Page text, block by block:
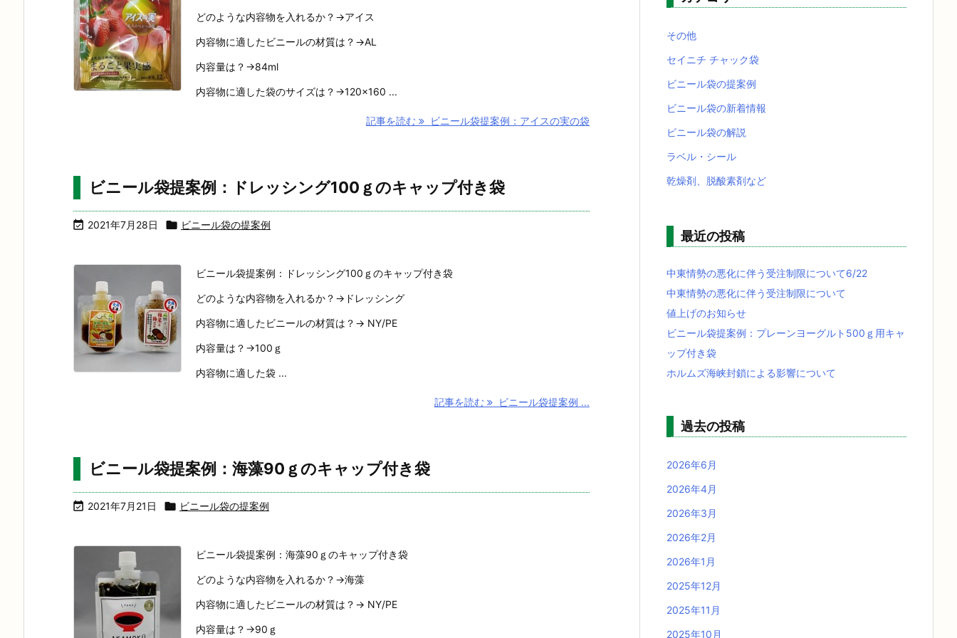
どのような内容物を入れるか？→アイス
内容物に適したビニールの材質は？→AL
内容量は？→84ml
内容物に適した袋のサイズは？→120×160 ...
記事を読む ビニール袋提案例：アイスの実の袋
ビニール袋提案例：ドレッシング100ｇのキャップ付き袋
 2021年7月28日  ビニール袋の提案例
ビニール袋提案例：ドレッシング100ｇのキャップ付き袋
どのような内容物を入れるか？→ドレッシング
内容物に適したビニールの材質は？→ NY/PE
内容量は？→100ｇ
内容物に適した袋 ...
記事を読む ビニール袋提案例 ...
ビニール袋提案例：海藻90ｇのキャップ付き袋
 2021年7月21日  ビニール袋の提案例
ビニール袋提案例：海藻90ｇのキャップ付き袋
どのような内容物を入れるか？→海藻
内容物に適したビニールの材質は？→ NY/PE
内容量は？→90ｇ
その他
セイニチ チャック袋
ビニール袋の提案例
ビニール袋の新着情報
ビニール袋の解説
ラベル・シール
乾燥剤、脱酸素剤など
最近の投稿
中東情勢の悪化に伴う受注制限について6/22
中東情勢の悪化に伴う受注制限について
値上げのお知らせ
ビニール袋提案例：プレーンヨーグルト500ｇ用キャ
ップ付き袋
ホルムズ海峡封鎖による影響について
過去の投稿
2026年6月
2026年4月
2026年3月
2026年2月
2026年1月
2025年12月
2025年11月
2025年10月